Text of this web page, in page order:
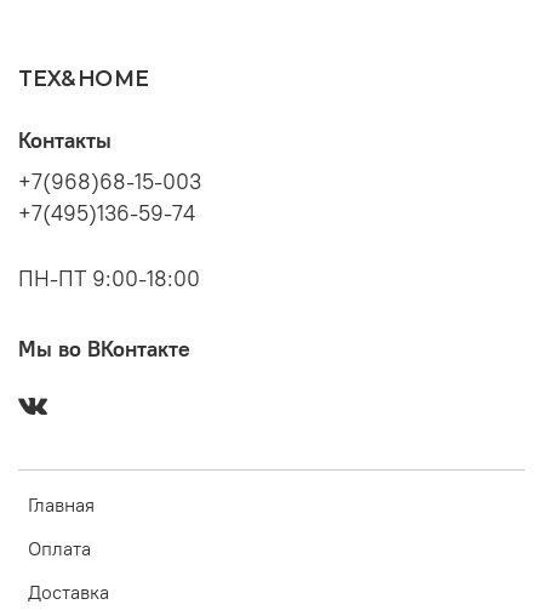
TEX&HOME
Главная
Оплата
Доставка
Контакты
+7(968)68-15-003
+7(495)136-59-74
ПН-ПТ 9:00-18:00
Мы во ВКонтакте